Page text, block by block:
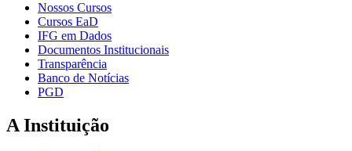
Nossos Cursos
Cursos EaD
IFG em Dados
Documentos Institucionais
Transparência
Banco de Notícias
PGD
A Instituição